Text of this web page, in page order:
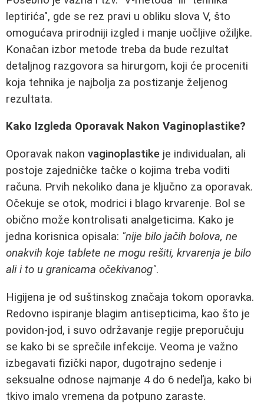
leptirića", gde se rez pravi u obliku slova V, što
omogućava prirodniji izgled i manje uočljive ožiljke.
Konačan izbor metode treba da bude rezultat
detaljnog razgovora sa hirurgom, koji će proceniti
koja tehnika je najbolja za postizanje željenog
rezultata.
Kako Izgleda Oporavak Nakon Vaginoplastike?
Oporavak nakon vaginoplastike je individualan, ali
postoje zajedničke tačke o kojima treba voditi
računa. Prvih nekoliko dana je ključno za oporavak.
Očekuje se otok, modrici i blago krvarenje. Bol se
obično može kontrolisati analgeticima. Kako je
jedna korisnica opisala: "nije bilo jačih bolova, ne
onakvih koje tablete ne mogu rešiti, krvarenja je bilo
ali i to u granicama očekivanog".
Higijena je od suštinskog značaja tokom oporavka.
Redovno ispiranje blagim antisepticima, kao što je
povidon-jod, i suvo održavanje regije preporučuju
se kako bi se sprečile infekcije. Veoma je važno
izbegavati fizički napor, dugotrajno sedenje i
seksualne odnose najmanje 4 do 6 nedeľja, kako bi
tkivo imalo vremena da potpuno zaraste.